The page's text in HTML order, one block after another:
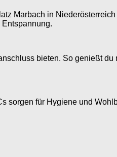
Marbach in
bieten. So genießt du
sorgen für Hygiene und